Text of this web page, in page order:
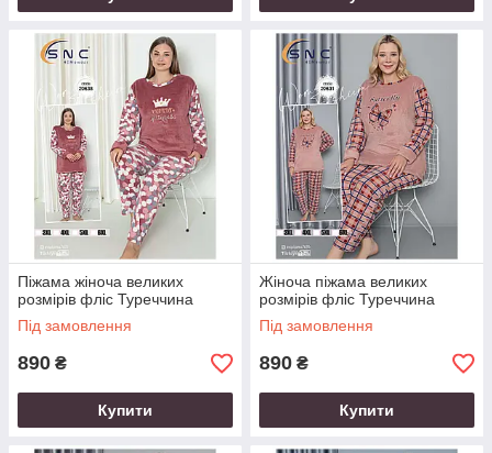
Піжама жіноча великих
розмірів фліс Туреччина
Під замовлення
890 ₴
Купити
Жіноча піжама великих
розмірів фліс Туреччина
Під замовлення
890 ₴
Купити